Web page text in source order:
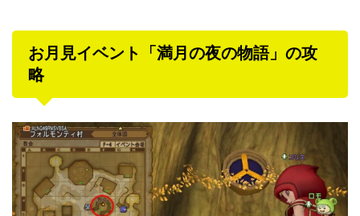
お月見イベント「満月の夜の物語」の攻
略